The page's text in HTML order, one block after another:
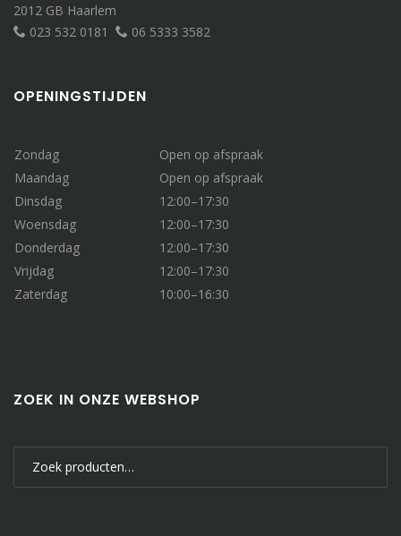
2012 GB Haarlem
023 532 0181
06 5333 3582
OPENINGSTIJDEN
Zondag
Open op afspraak
Maandag
Open op afspraak
Dinsdag
12:00–17:30
Woensdag
12:00–17:30
Donderdag
12:00–17:30
Vrijdag
12:00–17:30
Zaterdag
10:00–16:30
ZOEK IN ONZE WEBSHOP